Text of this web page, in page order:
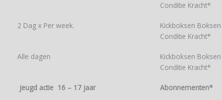
Conditie Kracht*
2 Dag x Per week.
Kickboksen
Conditie Kracht*
Alle dagen
Kickboksen
Conditie Kracht*
jeugd actie 16 – 17 jaar Abonnementen*